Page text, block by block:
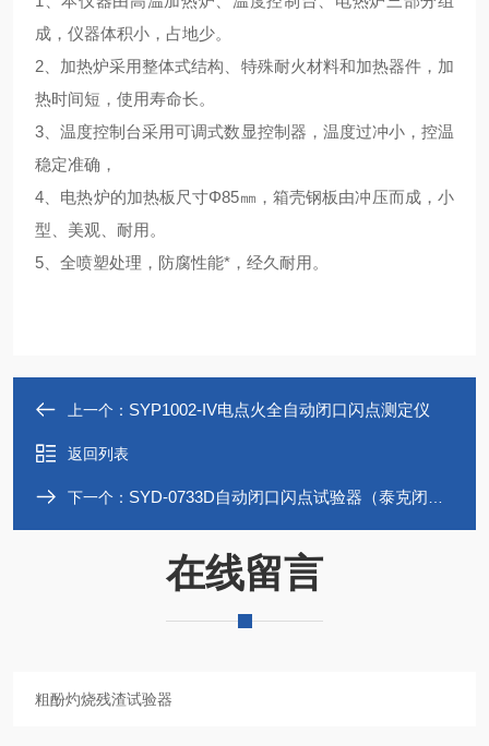
成，仪器体积小，占地少。
2、加热炉采用整体式结构、特殊耐火材料和加热器件，加
热时间短，使用寿命长。
3、温度控制台采用可调式数显控制器，温度过冲小，控温
稳定准确，
4、电热炉的加热板尺寸Φ85㎜，箱壳钢板由冲压而成，小
型、美观、耐用。
5、全喷塑处理，防腐性能*，经久耐用。
上一个： SYP1002-IV电点火全自动闭口闪点测定仪
返回列表
下一个： SYD-0733D自动闭口闪点试验器（泰克闭口杯法）
在线留言